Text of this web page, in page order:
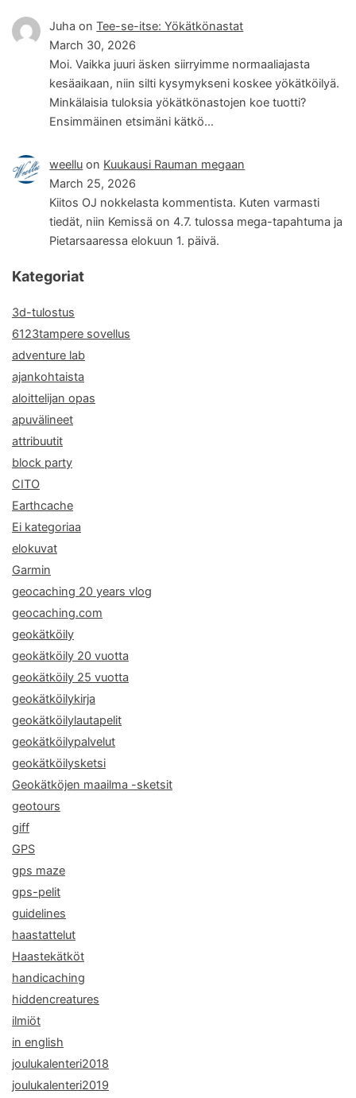
Juha onTee-se-itse: Yökätkönastat
March 30, 2026
Moi. Vaikka juuri äsken siirryimme normaaliajasta
kesäaikaan, niin silti kysymykseni koskee yökätköilyä.
Minkälaisia tuloksia yökätkönastojen koe tuotti?
Ensimmäinen etsimäni kätkö…
weellu on Kuukausi Rauman megaan
March 25, 2026
Kiitos OJ nokkelasta kommentista. Kuten varmasti
tiedät, niin Kemissä on 4.7. tulossa mega-tapahtuma ja
Pietarsaaressa elokuun 1. päivä.
Kategoriat
3d-tulostus
6123tampere sovellus
adventure lab
ajankohtaista
aloittelijan opas
apuvälineet
attribuutit
block party
CITO
Earthcache
Ei kategoriaa
elokuvat
Garmin
geocaching 20 years vlog
geocaching.com
geokätköily
geokätköily 20 vuotta
geokätköily 25 vuotta
geokätköilykirja
geokätköilylautapelit
geokätköilypalvelut
geokätköilysketsi
Geokätköjen maailma -sketsit
geotours
giff
GPS
gps maze
gps-pelit
guidelines
haastattelut
Haastekätköt
handicaching
hiddencreatures
ilmiöt
in english
joulukalenteri2018
joulukalenteri2019